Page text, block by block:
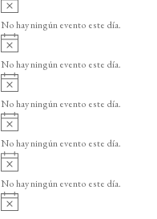
o
v
i
o
No hay ningún evento este día.
v
i
o
No hay ningún evento este día.
v
i
o
No hay ningún evento este día.
v
i
o
No hay ningún evento este día.
A
v
i
No hay ningún evento este día.
A
v